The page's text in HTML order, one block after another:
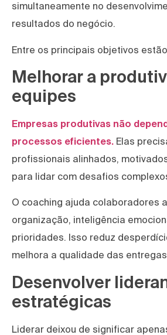
simultaneamente no
resultados do negócio.
Entre os principais objetivos
Melhorar a
equipes
Empresas produtivas não
processos eficientes. Elas
profissionais alinhados,
para lidar com desafios
O coaching ajuda colaboradores
organização, inteligência
prioridades. Isso reduz
melhora a qualidade das
Desenvolver
estratégicas
Liderar deixou de significar